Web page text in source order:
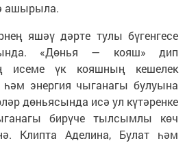
ашырыла.
яшәү дәрте тулы бүгенгесе
«Дөнья — кояш» дип
исеме үк кояшның кешелек
энергия чыганагы булуына
дөньясында исә ул күтәренке
бирүче тылсымлы көч
Клипта Аделина, Булат һәм